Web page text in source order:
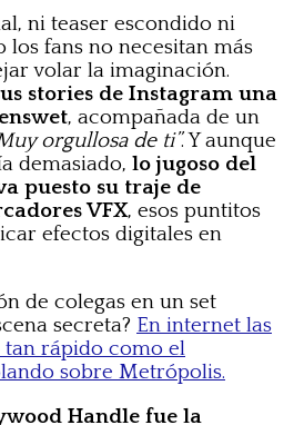
ni teaser escondido ni
fans no necesitan más
volar la imaginación.
stories de Instagram una
, acompañada de un
orgullosa de ti”. Y aunque
demasiado, lo jugoso del
puesto su traje de
VFX, esos puntitos
efectos digitales en
de colegas en un set
secreta? En internet las
tan rápido como el
sobre Metrópolis.
Handle fue la